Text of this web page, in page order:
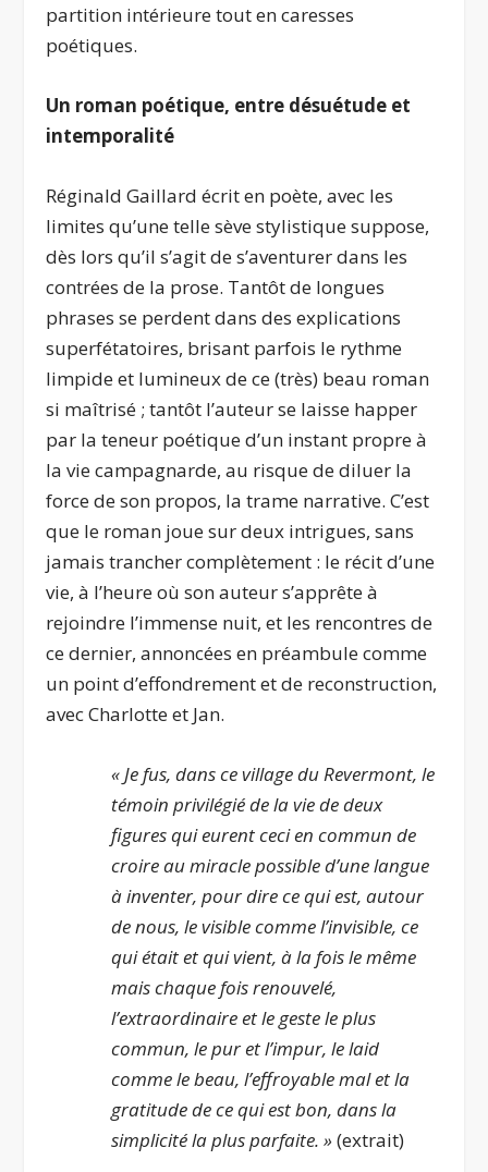
partition intérieure tout en caresses
poétiques.
Un roman poétique, entre désuétude et
intemporalité
Réginald Gaillard écrit en poète, avec les
limites qu’une telle sève stylistique suppose,
dès lors qu’il s’agit de s’aventurer dans les
contrées de la prose. Tantôt de longues
phrases se perdent dans des explications
superfétatoires, brisant parfois le rythme
limpide et lumineux de ce (très) beau roman
si maîtrisé ; tantôt l’auteur se laisse happer
par la teneur poétique d’un instant propre à
la vie campagnarde, au risque de diluer la
force de son propos, la trame narrative. C’est
que le roman joue sur deux intrigues, sans
jamais trancher complètement : le récit d’une
vie, à l’heure où son auteur s’apprête à
rejoindre l’immense nuit, et les rencontres de
ce dernier, annoncées en préambule comme
un point d’effondrement et de reconstruction,
avec Charlotte et Jan.
« Je fus, dans ce village du Revermont, le
témoin privilégié de la vie de deux
figures qui eurent ceci en commun de
croire au miracle possible d’une langue
à inventer, pour dire ce qui est, autour
de nous, le visible comme l’invisible, ce
qui était et qui vient, à la fois le même
mais chaque fois renouvelé,
l’extraordinaire et le geste le plus
commun, le pur et l’impur, le laid
comme le beau, l’effroyable mal et la
gratitude de ce qui est bon, dans la
simplicité la plus parfaite. »(extrait)